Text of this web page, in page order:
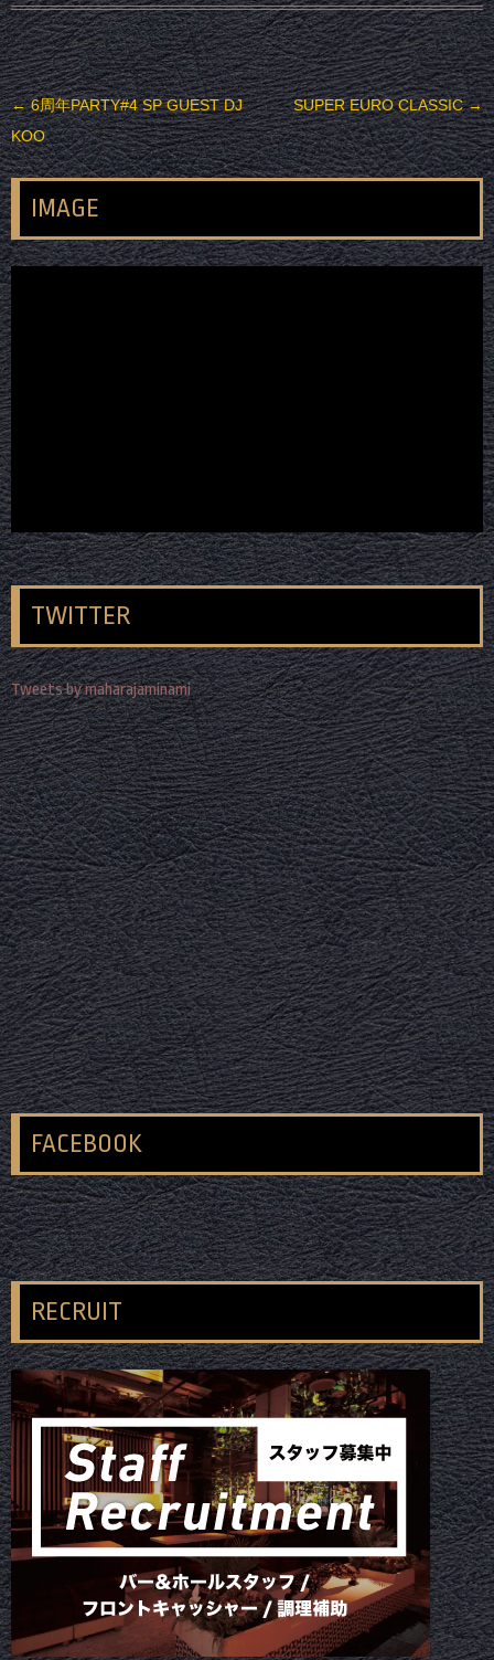
投稿ナビゲーション
←6周年PARTY#4 SP GUEST DJ
KOO
SUPER EURO CLASSIC→
IMAGE
TWITTER
Tweets by maharajaminami
FACEBOOK
RECRUIT